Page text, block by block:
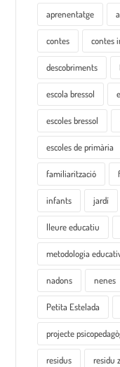
aprenentatge
contes contes
descobriments
escola bressol
escoles bressol
escoles de primària
familiarització
infants jardí
lleure educatiu
metodologia
nadons nenes
Petita Estelada
projecte
residus residu